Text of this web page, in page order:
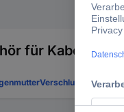
für Kabel-
Verschlussschraube